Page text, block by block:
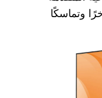
وتماسكًا